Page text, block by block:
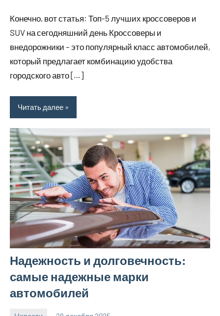
Конечно, вот статья: Топ-5 лучших кроссоверов и
SUV на сегодняшний день Кроссоверы и
внедорожники – это популярный класс автомобилей,
который предлагает комбинацию удобства
городского авто […]
Читать далее
Надежность и долговечность:
самые надежные марки
автомобилей